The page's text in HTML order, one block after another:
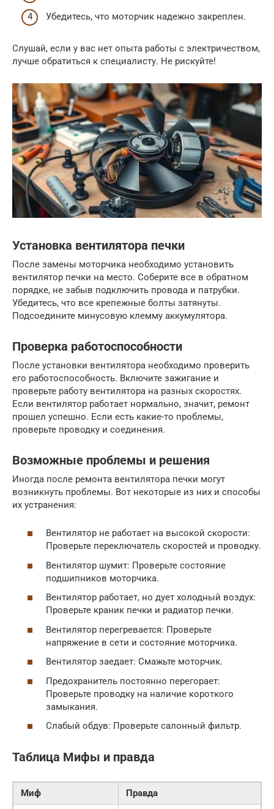
Убедитесь, что моторчик надежно закреплен.
Слушай, если у вас нет опыта работы с электричеством,
лучше обратиться к специалисту. Не рискуйте!
Установка вентилятора печки
После замены моторчика необходимо установить
вентилятор печки на место. Соберите все в обратном
порядке, не забыв подключить провода и патрубки.
Убедитесь, что все крепежные болты затянуты.
Подсоедините минусовую клемму аккумулятора.
Проверка работоспособности
После установки вентилятора необходимо проверить
его работоспособность. Включите зажигание и
проверьте работу вентилятора на разных скоростях.
Если вентилятор работает нормально, значит, ремонт
прошел успешно. Если есть какие-то проблемы,
проверьте проводку и соединения.
Возможные проблемы и решения
Иногда после ремонта вентилятора печки могут
возникнуть проблемы. Вот некоторые из них и способы
их устранения:
Вентилятор не работает на высокой скорости:
Проверьте переключатель скоростей и проводку.
Вентилятор шумит: Проверьте состояние
подшипников моторчика.
Вентилятор работает, но дует холодный воздух:
Проверьте краник печки и радиатор печки.
Вентилятор перегревается: Проверьте
напряжение в сети и состояние моторчика.
Вентилятор заедает: Смажьте моторчик.
Предохранитель постоянно перегорает:
Проверьте проводку на наличие короткого
замыкания.
Слабый обдув: Проверьте салонный фильтр.
Таблица Мифы и правда
Миф
Правда